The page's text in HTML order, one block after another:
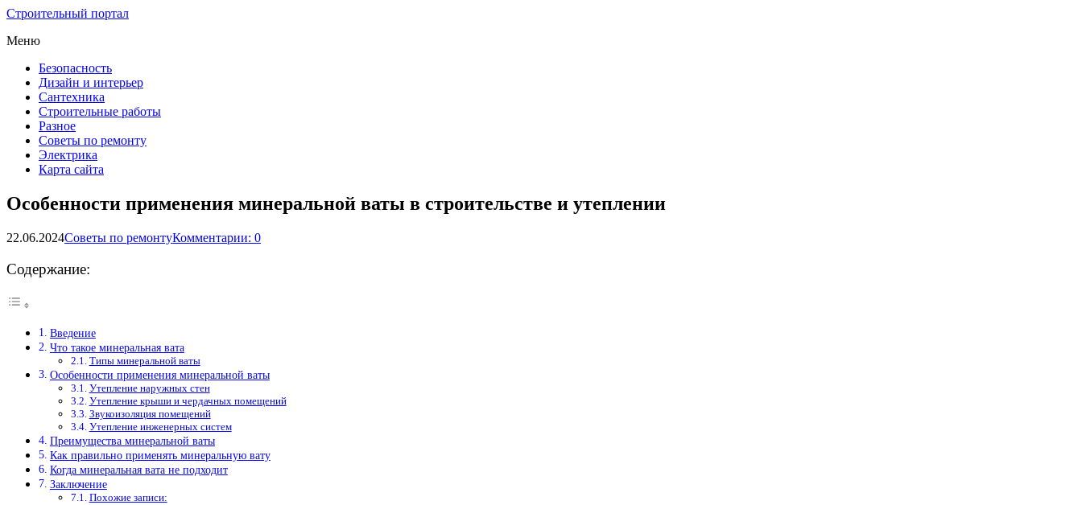
Строительный портал
Меню
Безопасность
Дизайн и интерьер
Сантехника
Строительные работы
Разное
Советы по ремонту
Электрика
Карта сайта
Особенности применения минеральной ваты в строительстве и утеплении
22.06.2024Советы по ремонтуКомментарии: 0
Содержание:
Введение
Что такое минеральная вата
Типы минеральной ваты
Особенности применения минеральной ваты
Утепление наружных стен
Утепление крыши и чердачных помещений
Звукоизоляция помещений
Утепление инженерных систем
Преимущества минеральной ваты
Как правильно применять минеральную вату
Когда минеральная вата не подходит
Заключение
Похожие записи: